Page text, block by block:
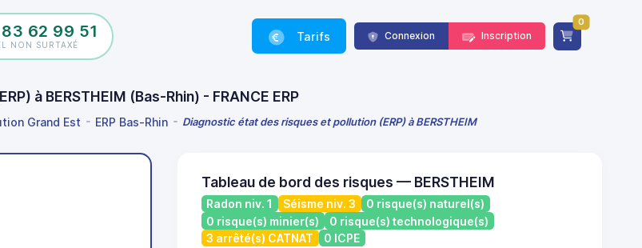
62 99 51
NON SURTAXÉ
Tarifs Connexion Inscription
0
à BERSTHEIM (Bas-Rhin) - FRANCE ERP
Grand Est ERP Bas-Rhin Diagnostic état des risques et pollution (ERP) à BERSTHEIM
Tableau de bord des risques — BERSTHEIM
Radon niv. 1 Séisme niv. 3
0 risque(s) naturel(s)
0 risque(s) minier(s)
0 risque(s) technologique(s)
3 arrêté(s) CATNAT
0 ICPE